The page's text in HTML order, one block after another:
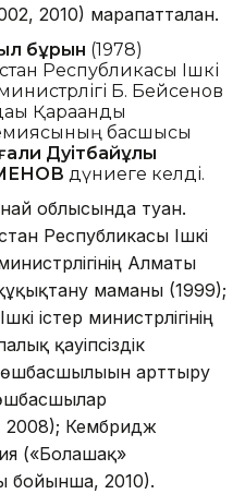
2010) марапатталған.
бұрын (1978)
Республикасы Ішкі
министрлігі Б. Бейсенов
Қарағанды
басшысы
Дәуітбайұлы
дүниеге келді.
облысында туған.
Республикасы Ішкі
Алматы
маманы (1999);
істер министрлігінің
қауіпсіздік
арттыру
2008); Кембридж
(«Болашақ»
бойынша, 2010).